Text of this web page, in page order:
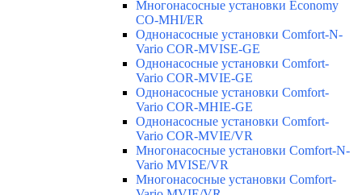
Многонасосные установки Economy
CO-MHI/ER
Однонасосные установки Comfort-N-
Vario COR-MVISE-GE
Однонасосные установки Comfort-
Vario COR-MVIE-GE
Однонасосные установки Comfort-
Vario COR-MHIE-GE
Однонасосные установки Comfort-
Vario COR-MVIE/VR
Многонасосные установки Comfort-N-
Vario MVISE/VR
Многонасосные установки Comfort-